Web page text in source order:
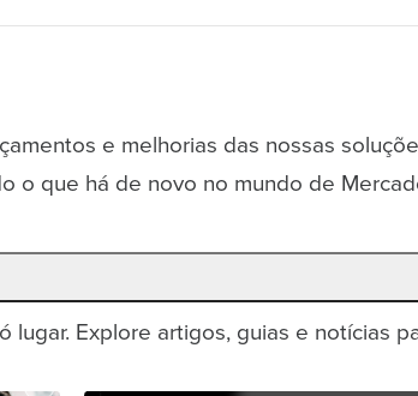
e melhorias das nossas
o que há de novo no mundo de
lugar. Explore artigos, guias e notícias